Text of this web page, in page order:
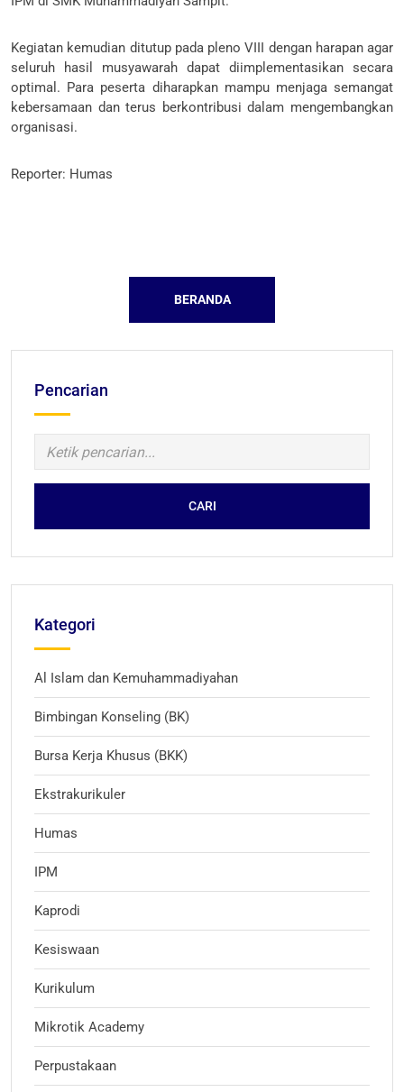
Kegiatan kemudian ditutup pada pleno VIII dengan harapan agar
seluruh hasil musyawarah dapat diimplementasikan secara
optimal. Para peserta diharapkan mampu menjaga semangat
kebersamaan dan terus berkontribusi dalam mengembangkan
organisasi.
Reporter: Humas
BERANDA
Pencarian
CARI
Kategori
Al Islam dan Kemuhammadiyahan
Bimbingan Konseling (BK)
Bursa Kerja Khusus (BKK)
Ekstrakurikuler
Humas
IPM
Kaprodi
Kesiswaan
Kurikulum
Mikrotik Academy
Perpustakaan